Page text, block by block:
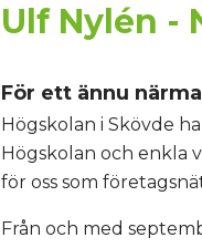
Ulf Nylén -
För ett ännu
Högskolan i Skövde
Högskolan och enkla
för oss som
Från och med